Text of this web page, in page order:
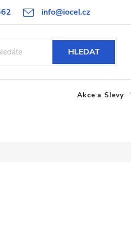
info@iocel.cz
Oblíbené Spolupráce
HLEDAT
Akce a Slevy